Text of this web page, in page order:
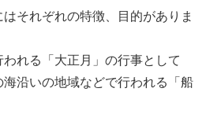
はそれぞれの特徴、目的がありま
れる「大正月」の行事として
海沿いの地域などで行われる「船